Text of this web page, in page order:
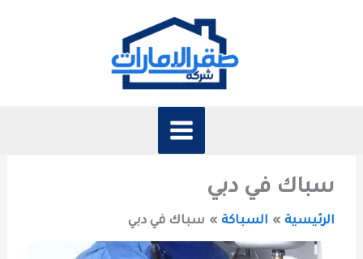
سباك في دبي
الرئيسية السباكة سباك في دبي